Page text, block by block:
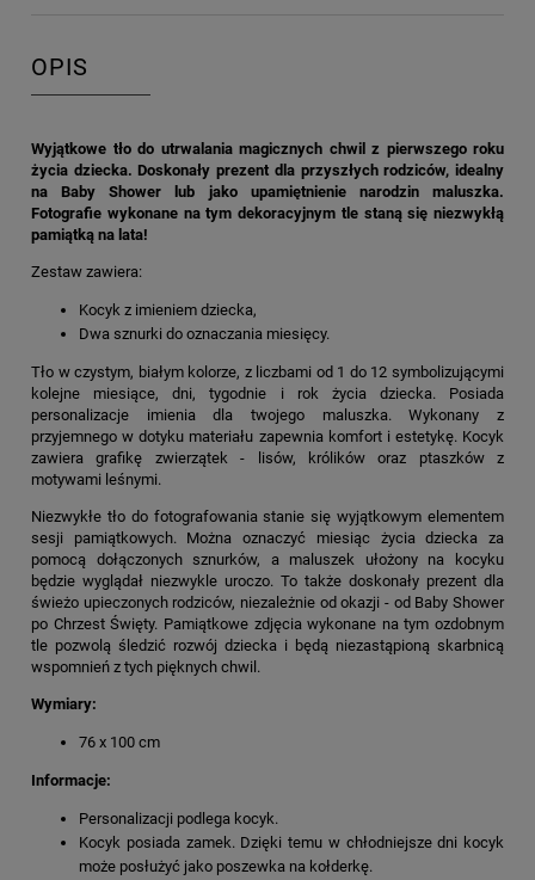
OPIS
Wyjątkowe tło do utrwalania magicznych chwil z pierwszego roku
życia dziecka. Doskonały prezent dla przyszłych rodziców, idealny
na Baby Shower lub jako upamiętnienie narodzin maluszka.
Fotografie wykonane na tym dekoracyjnym tle staną się niezwykłą
pamiątką na lata!
Zestaw zawiera:
Kocyk z imieniem dziecka,
Dwa sznurki do oznaczania miesięcy.
Tło w czystym, białym kolorze, z liczbami od 1 do 12 symbolizującymi
kolejne miesiące, dni, tygodnie i rok życia dziecka. Posiada
personalizacje imienia dla twojego maluszka. Wykonany z
przyjemnego w dotyku materiału zapewnia komfort i estetykę. Kocyk
zawiera grafikę zwierzątek - lisów, królików oraz ptaszków z
motywami leśnymi.
Niezwykłe tło do fotografowania stanie się wyjątkowym elementem
sesji pamiątkowych. Można oznaczyć miesiąc życia dziecka za
pomocą dołączonych sznurków, a maluszek ułożony na kocyku
będzie wyglądał niezwykle uroczo. To także doskonały prezent dla
świeżo upieczonych rodziców, niezależnie od okazji - od Baby Shower
po Chrzest Święty. Pamiątkowe zdjęcia wykonane na tym ozdobnym
tle pozwolą śledzić rozwój dziecka i będą niezastąpioną skarbnicą
wspomnień z tych pięknych chwil.
Wymiary:
76 x 100 cm
Informacje:
Personalizacji podlega kocyk.
Kocyk posiada zamek. Dzięki temu w chłodniejsze dni kocyk
może posłużyć jako poszewka na kołderkę.